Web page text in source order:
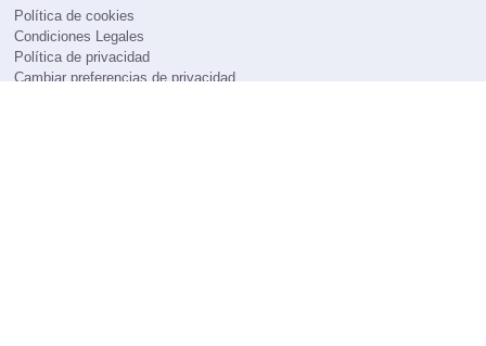
Política de cookies
Condiciones Legales
Política de privacidad
Cambiar preferencias de privacidad